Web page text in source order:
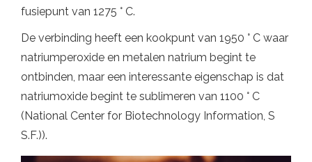
fusiepunt van 1275 ° C.
De verbinding heeft een kookpunt van 1950 ° C waar
natriumperoxide en metalen natrium begint te
ontbinden, maar een interessante eigenschap is dat
natriumoxide begint te sublimeren van 1100 ° C
(National Center for Biotechnology Information, S
S.F.)).